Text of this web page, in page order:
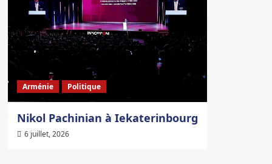
Arménie Politique
Nikol Pachinian à Iekaterinbourg
6 juillet, 2026